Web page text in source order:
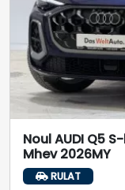
Noul AUDI Q5
Mhev 2026MY
RULAT